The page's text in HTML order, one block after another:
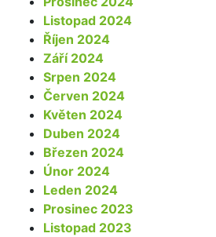
Listopad 2024
Říjen 2024
Září 2024
Srpen 2024
Červen 2024
Květen 2024
Duben 2024
Březen 2024
Únor 2024
Leden 2024
Prosinec 2023
Listopad 2023